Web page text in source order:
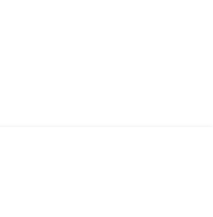
Beratungsphilosophie. Ein weit
Fragestellungen.